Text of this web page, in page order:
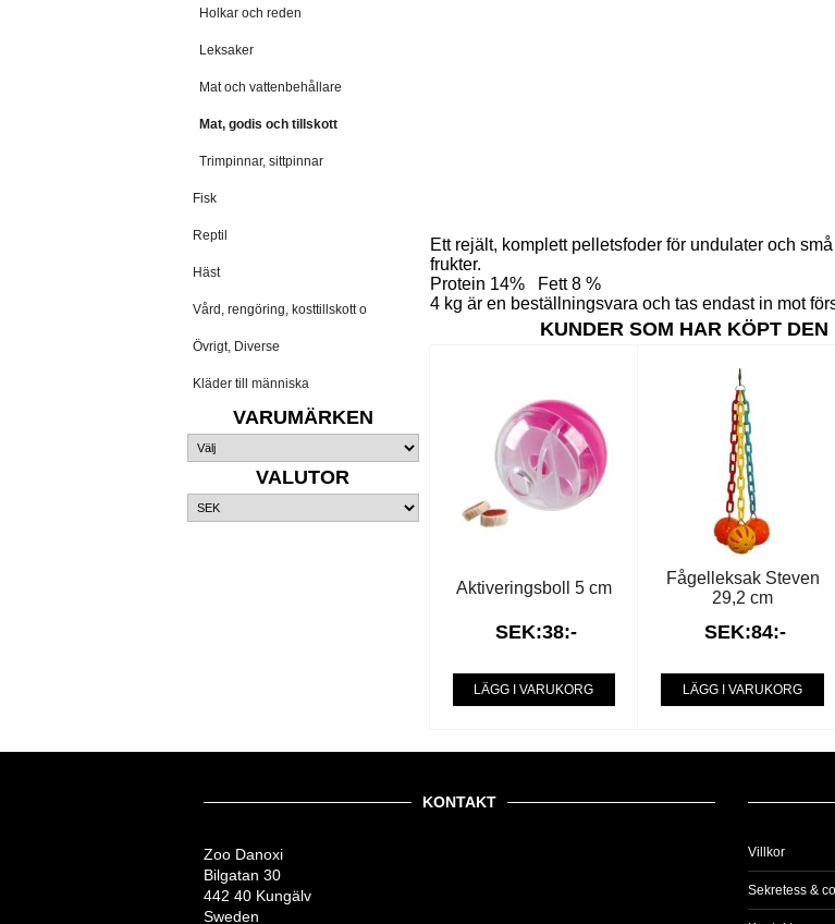
Holkar och reden
Leksaker
Mat och vattenbehållare
Mat, godis och tillskott
Trimpinnar, sittpinnar
Fisk
Reptil
Häst
Vård, rengöring, kosttillskott o
Övrigt, Diverse
Kläder till människa
VARUMÄRKEN
VALUTOR
Ett rejält, komplett pelletsfoder för undulater och
frukter.
Protein 14% Fett 8 %
4 kg är en beställningsvara och tas endast in mot
KUNDER SOM HAR KÖPT
Aktiveringsboll 5 cm
SEK:38:-
LÄGG I VARUKORG
Fågelleksak Steven
29,2 cm
SEK:84:-
LÄGG I VARUKORG
KONTAKT
Zoo Danoxi
Bilgatan 30
442 40 Kungälv
Sweden
Villkor
Sekretess &